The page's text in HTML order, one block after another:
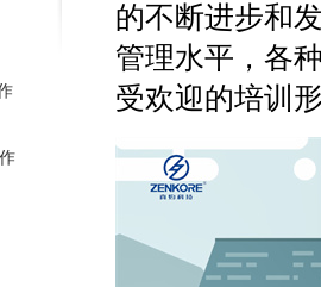
的不断进步和
管理水平，各
受欢迎的培训